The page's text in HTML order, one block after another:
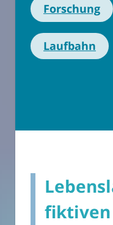
Forschung
Laufbahn
fiktiven